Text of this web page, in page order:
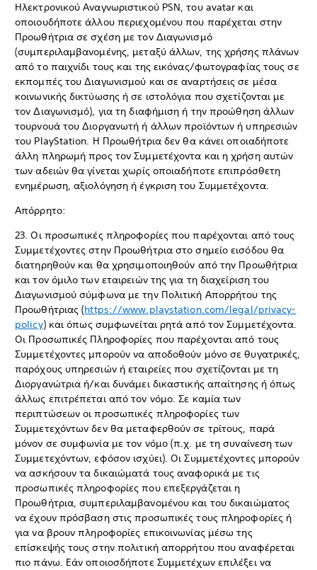
Ηλεκτρονικού Αναγνωριστικού PSN, του avatar και
οποιουδήποτε άλλου περιεχομένου που παρέχεται στην
Προωθήτρια σε σχέση με τον Διαγωνισμό
(συμπεριλαμβανομένης, μεταξύ άλλων, της χρήσης πλάνων
από το παιχνίδι τους και της εικόνας/φωτογραφίας τους σε
εκπομπές του Διαγωνισμού και σε αναρτήσεις σε μέσα
κοινωνικής δικτύωσης ή σε ιστολόγια που σχετίζονται με
τον Διαγωνισμό), για τη διαφήμιση ή την προώθηση άλλων
τουρνουά του Διοργανωτή ή άλλων προϊόντων ή υπηρεσιών
του PlayStation. Η Προωθήτρια δεν θα κάνει οποιαδήποτε
άλλη πληρωμή προς τον Συμμετέχοντα και η χρήση αυτών
των αδειών θα γίνεται χωρίς οποιαδήποτε επιπρόσθετη
ενημέρωση, αξιολόγηση ή έγκριση του Συμμετέχοντα.
Απόρρητο:
23. Οι προσωπικές πληροφορίες που παρέχονται από τους
Συμμετέχοντες στην Προωθήτρια στο σημείο εισόδου θα
διατηρηθούν και θα χρησιμοποιηθούν από την Προωθήτρια
και τον όμιλο των εταιρειών της για τη διαχείριση του
Διαγωνισμού σύμφωνα με την Πολιτική Απορρήτου της
Προωθήτριας (https://www.playstation.com/legal/privacy-
policy) και όπως συμφωνείται ρητά από τον Συμμετέχοντα.
Οι Προσωπικές Πληροφορίες που παρέχονται από τους
Συμμετέχοντες μπορούν να αποδοθούν μόνο σε θυγατρικές,
παρόχους υπηρεσιών ή εταιρείες που σχετίζονται με τη
Διοργανώτρια ή/και δυνάμει δικαστικής απαίτησης ή όπως
άλλως επιτρέπεται από τον νόμο. Σε καμία των
περιπτώσεων οι προσωπικές πληροφορίες των
Συμμετεχόντων δεν θα μεταφερθούν σε τρίτους, παρά
μόνον σε συμφωνία με τον νόμο (π.χ. με τη συναίνεση των
Συμμετεχόντων, εφόσον ισχύει). Οι Συμμετέχοντες μπορούν
να ασκήσουν τα δικαιώματά τους αναφορικά με τις
προσωπικές πληροφορίες που επεξεργάζεται η
Προωθήτρια, συμπεριλαμβανομένου και του δικαιώματος
να έχουν πρόσβαση στις προσωπικές τους πληροφορίες ή
για να βρουν πληροφορίες επικοινωνίας μέσω της
επίσκεψής τους στην πολιτική απορρήτου που αναφέρεται
πιο πάνω. Εάν οποιοσδήποτε Συμμετέχων επιλέξει να